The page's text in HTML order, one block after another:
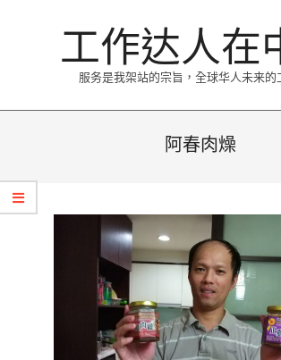
工作达人在
服务是我架站的宗旨，全球华人未来的
阿春肉燥